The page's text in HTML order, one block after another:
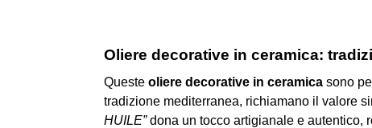
Oliere decorative in ceramica:
Queste oliere decorative in ceramicasono
tradizione mediterranea, richiamano il valore
HUILE”dona un tocco artigianale e autentico,